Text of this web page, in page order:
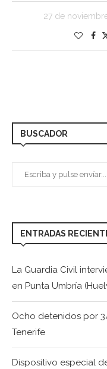
27 de
BUSCADOR
ENTRADAS
La Guardia Civil
en Punta Umbría
Ocho detenidos por
Tenerife
Dispositivo especial